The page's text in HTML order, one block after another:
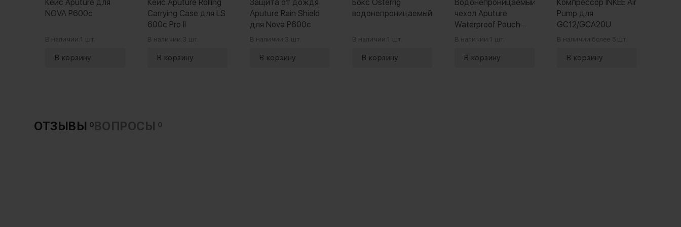
Кейс Aputure для
NOVA P600c
В наличии: 1 шт.
Кейс Aputure Rolling
Carrying Case для LS
600c Pro II
В наличии: 3 шт.
Защита от дождя
Aputure Rain Shield
для Nova P600c
В наличии: 3 шт.
Бокс Osterrig
водонепроницаемый
В наличии: 1 шт.
Водонепроницаемый
чехол Aputure
Waterproof Pouch
для MT Pro
В наличии: 1 шт.
Компрессор INKEE Air
Pump для
GC12/GCA20U
В наличии: более 5 шт.
ОТЗЫВЫ 0ВОПРОСЫ 0